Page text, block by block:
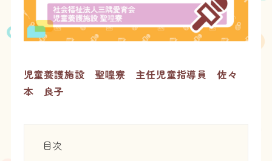
児童養護施設 聖喤寮 主任児童指導員 佐々
本 良子
目次